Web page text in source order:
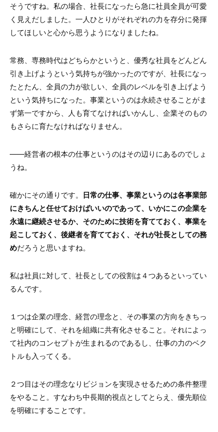
そうですね。私の場合、社長になったら急に社員全員が可愛
く見えだしました。一人ひとりがそれぞれの力を存分に発揮
してほしいと心から思うようになりましたね。
常務、専務時代はどちらかというと、優秀な社員をどんどん
引き上げようという気持ちが強かったのですが、社長になっ
たとたん、全員の力が欲しい、全員のレベルを引き上げよう
という気持ちになった。事業というのは永続させることがま
ず第一ですから、人も育てなければいかんし、企業そのもの
もさらに育たなければなりません。
――経営者の根本の仕事というのはその辺りにあるのでしょ
うね。
確かにその通りです。 日常の仕事、事業というのは各事業部
にきちんと任せておけばいいのであって、いかにこの企業を
永遠に継続させるか、そのために技術を育てておく、事業を
起こしておく、後継者を育てておく、それが社長としての務
めだろうと思いますね。
私は社員に対して、社長としての役割は４つあるといってい
るんです。
１つは企業の理念、経営の理念と、その事業の方向をきちっ
と明確にして、それを組織に共有化させること。それによっ
て社内のコンセプトが生まれるのであるし、仕事の力のベク
トルも入ってくる。
２つ目はその理念なりビジョンを実現させるための条件整理
をやること。すなわち中長期的視点としてとらえ、優先順位
を明確にすることです。